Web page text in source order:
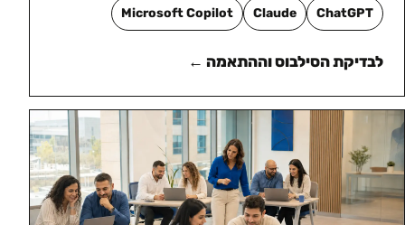
ChatGPT
Claude
Microsoft Copilot
לבדיקת הסילבוס וההתאמה ←